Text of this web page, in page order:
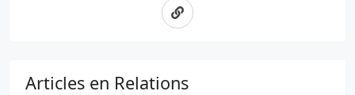
Articles en Relations